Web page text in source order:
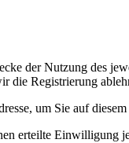
der Nutzung des
die Registrierung
um Sie auf
erteilte Einwilligung